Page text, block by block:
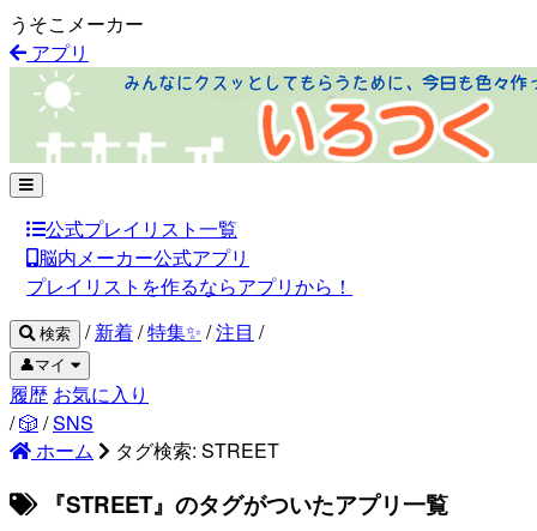
うそこメーカー
アプリ
公式プレイリスト一覧
脳内メーカー公式アプリ
プレイリストを作るならアプリから！
検索 / 新着/特集✨ /注目 /
👤マイ
履歴 お気に入り
/🎲 /SNS
ホーム
タグ検索: STREET
『STREET』のタグがついたアプリ一覧